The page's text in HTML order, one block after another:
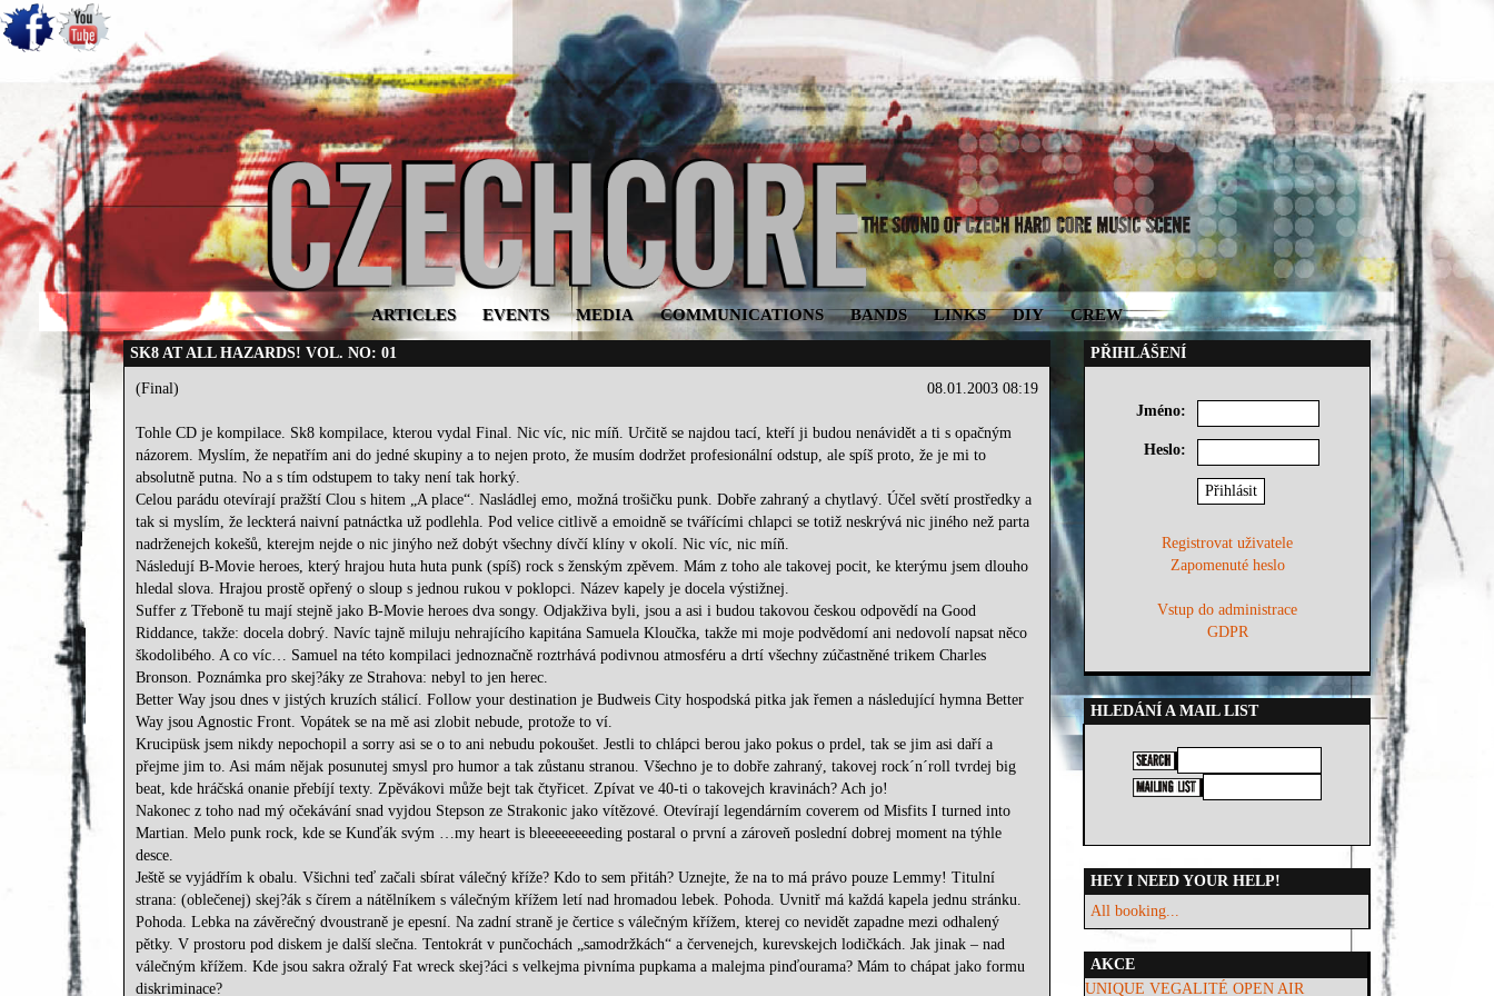
ARTICLES EVENTS MEDIA COMMUNICATIONS BANDS LINKS DIY CREW
SK8 AT ALL HAZARDS! VOL. NO: 01
08.01.2003 08:19
(Final)
Tohle CD je kompilace. Sk8 kompilace, kterou vydal Final. Nic víc, nic míň. Určitě se najdou tací, kteří ji budou nenávidět a ti s opačným
názorem. Myslím, že nepatřím ani do jedné skupiny a to nejen proto, že musím dodržet profesionální odstup, ale spíš proto, že je mi to
absolutně putna. No a s tím odstupem to taky není tak horký.
Celou parádu otevírají pražští Clou s hitem „A place“. Nasládlej emo, možná trošičku punk. Dobře zahraný a chytlavý. Účel světí prostředky a
tak si myslím, že leckterá naivní patnáctka už podlehla. Pod velice citlivě a emoidně se tvářícími chlapci se totiž neskrývá nic jiného než parta
nadrženejch kokešů, kterejm nejde o nic jinýho než dobýt všechny dívčí klíny v okolí. Nic víc, nic míň.
Následují B-Movie heroes, který hrajou huta huta punk (spíš) rock s ženským zpěvem. Mám z toho ale takovej pocit, ke kterýmu jsem dlouho
hledal slova. Hrajou prostě opřený o sloup s jednou rukou v poklopci. Název kapely je docela výstižnej.
Suffer z Třeboně tu mají stejně jako B-Movie heroes dva songy. Odjakživa byli, jsou a asi i budou takovou českou odpovědí na Good
Riddance, takže: docela dobrý. Navíc tajně miluju nehrajícího kapitána Samuela Kloučka, takže mi moje podvědomí ani nedovolí napsat něco
škodolibého. A co víc… Samuel na této kompilaci jednoznačně roztrhává podivnou atmosféru a drtí všechny zúčastněné trikem Charles
Bronson. Poznámka pro skej?áky ze Strahova: nebyl to jen herec.
Better Way jsou dnes v jistých kruzích stálicí. Follow your destination je Budweis City hospodská pitka jak řemen a následující hymna Better
Way jsou Agnostic Front. Vopátek se na mě asi zlobit nebude, protože to ví.
Krucipüsk jsem nikdy nepochopil a sorry asi se o to ani nebudu pokoušet. Jestli to chlápci berou jako pokus o prdel, tak se jim asi daří a
přejme jim to. Asi mám nějak posunutej smysl pro humor a tak zůstanu stranou. Všechno je to dobře zahraný, takovej rock´n´roll tvrdej big
beat, kde hráčská onanie přebíjí texty. Zpěvákovi může bejt tak čtyřicet. Zpívat ve 40-ti o takovejch kravinách? Ach jo!
Nakonec z toho nad mý očekávání snad vyjdou Stepson ze Strakonic jako vítězové. Otevírají legendárním coverem od Misfits I turned into
Martian. Melo punk rock, kde se Kunďák svým …my heart is bleeeeeeeeding postaral o první a zároveň poslední dobrej moment na týhle
desce.
Ještě se vyjádřím k obalu. Všichni teď začali sbírat válečný kříže? Kdo to sem přitáh? Uznejte, že na to má právo pouze Lemmy! Titulní
strana: (oblečenej) skej?ák s čírem a nátělníkem s válečným křížem letí nad hromadou lebek. Pohoda. Uvnitř má každá kapela jednu stránku.
Pohoda. Lebka na závěrečný dvoustraně je epesní. Na zadní straně je čertice s válečným křížem, kterej co nevidět zapadne mezi odhalený
pětky. V prostoru pod diskem je další slečna. Tentokrát v punčochách „samodržkách“ a červenejch, kurevskejch lodičkách. Jak jinak – nad
válečným křížem. Kde jsou sakra ožralý Fat wreck skej?áci s velkejma pivníma pupkama a malejma pinďourama? Mám to chápat jako formu
diskriminace?
PŘIHLÁŠENÍ
Jméno:
Heslo:
Registrovat uživatele
Zapomenuté heslo
Vstup do administrace
GDPR
HLEDÁNÍ A MAIL LIST
HEY I NEED YOUR HELP!
All booking...
AKCE
UNIQUE VEGALITÉ OPEN AIR